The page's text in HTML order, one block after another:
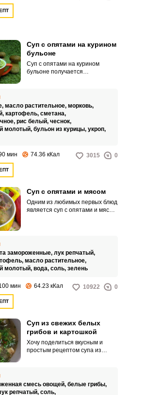
Суп с опятами на курином
бульоне
Суп с опятами на курином
бульоне получается
настоятельно рекомендую
воспользоваться этим рецептом
и приготовить его.
масло растительное, морковь,
картофель, сметана,
рис белый, чеснок,
молотый, бульон из курицы, укроп,
мин 74.36 кКал 3015 0
Суп с опятами и мясом
Одним из любимых первых блюд
является суп с опятами и мясом,
замороженные, лук репчатый,
масло растительное,
молотый, вода, соль, зелень
мин 64.23 кКал 10922 0
Суп из свежих белых
грибов и картошкой
Хочу поделиться вкусным и
простым рецептом супа из
тех, кто соблюдает Пост.
смесь овощей, белые грибы,
репчатый, соль,